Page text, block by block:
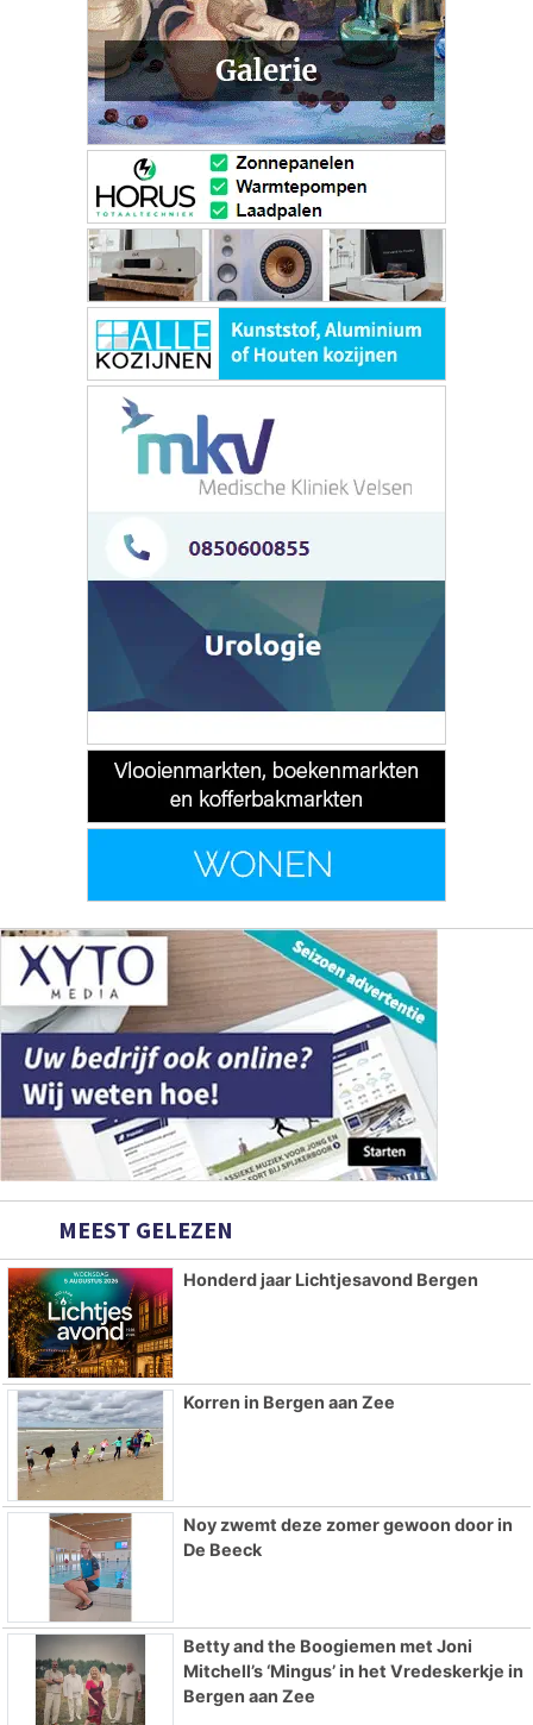
MEEST GELEZEN
Honderd jaar Lichtjesavond Bergen
Korren in Bergen aan Zee
Noy zwemt deze zomer gewoon door in
De Beeck
Betty and the Boogiemen met Joni
Mitchell’s ‘Mingus’ in het Vredeskerkje in
Bergen aan Zee